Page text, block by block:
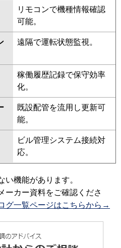
リモコンで機種情報確認
可能。
遠隔で運転状態監視。
稼働履歴記録で保守効率
化。
既設配管を流用し更新可
能。
ビル管理システム接続対
応。
機能があります。
ーカー資料をご確認くださ
グ一覧ページはこちらから→